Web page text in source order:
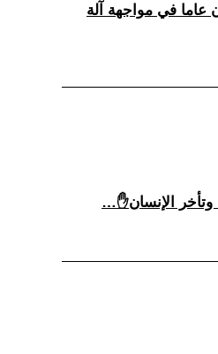
عاما في مواجهة آلة